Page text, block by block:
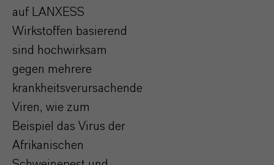
auf LANXESS
Wirkstoffen basierend
sind hochwirksam
gegen mehrere
krankheitsverursachende
Viren, wie zum
Beispiel das Virus der
Afrikanischen